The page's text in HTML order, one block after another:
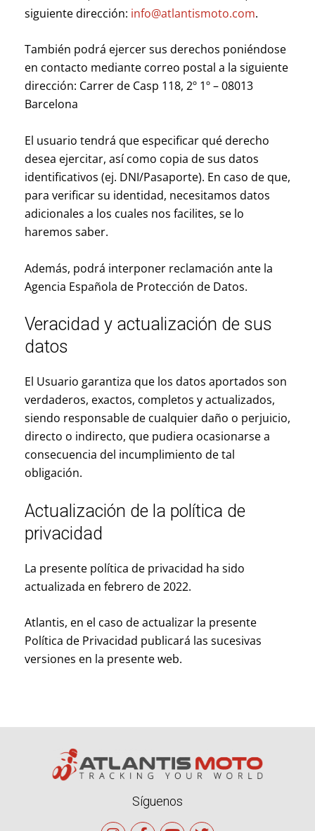
siguiente dirección: info@atlantismoto.com.
También podrá ejercer sus derechos poniéndose
en contacto mediante correo postal a la siguiente
dirección: Carrer de Casp 118, 2º 1º – 08013
Barcelona
El usuario tendrá que especificar qué derecho
desea ejercitar, así como copia de sus datos
identificativos (ej. DNI/Pasaporte). En caso de que,
para verificar su identidad, necesitamos datos
adicionales a los cuales nos facilites, se lo
haremos saber.
Además, podrá interponer reclamación ante la
Agencia Española de Protección de Datos.
Veracidad y actualización de sus
datos
El Usuario garantiza que los datos aportados son
verdaderos, exactos, completos y actualizados,
siendo responsable de cualquier daño o perjuicio,
directo o indirecto, que pudiera ocasionarse a
consecuencia del incumplimiento de tal
obligación.
Actualización de la política de
privacidad
La presente política de privacidad ha sido
actualizada en febrero de 2022.
Atlantis, en el caso de actualizar la presente
Política de Privacidad publicará las sucesivas
versiones en la presente web.
Síguenos
F